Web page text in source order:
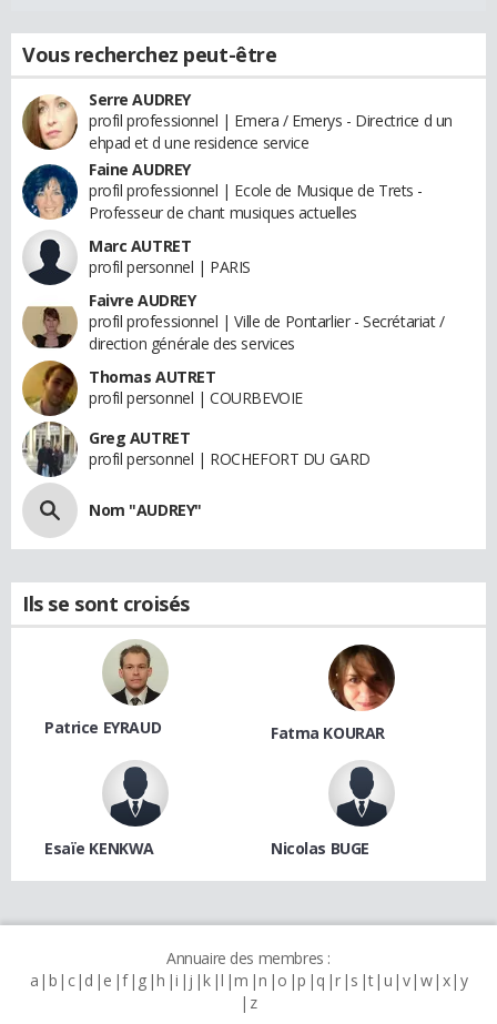
Vous recherchez peut-être
Serre AUDREY
profil professionnel | Emera / Emerys - Directrice d un
ehpad et d une residence service
Faine AUDREY
profil professionnel | Ecole de Musique de Trets -
Professeur de chant musiques actuelles
Marc AUTRET
profil personnel | PARIS
Faivre AUDREY
profil professionnel | Ville de Pontarlier - Secrétariat /
direction générale des services
Thomas AUTRET
profil personnel | COURBEVOIE
Greg AUTRET
profil personnel | ROCHEFORT DU GARD
Nom "AUDREY"
Ils se sont croisés
Patrice EYRAUD Fatma KOURAR
Esaïe KENKWA Nicolas BUGE
Annuaire des membres :
a b c d e f g h i j k l m n o p q r s t u v w x y
z